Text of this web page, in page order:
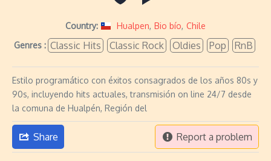
Country: Hualpen, Bio bío, Chile
Genres : Classic Hits Classic Rock Oldies Pop RnB
Estilo programático con éxitos consagrados de los años 80s y
90s, incluyendo hits actuales, transmisión on line 24/7 desde
la comuna de Hualpén, Región del
Share Report a problem